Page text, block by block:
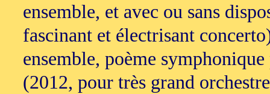
ensemble, et avec ou sans
fascinant et électrisant
ensemble, poème
(2012, pour très grand